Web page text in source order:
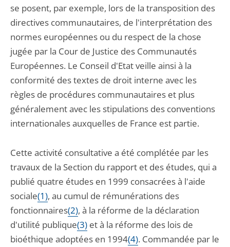
se posent, par exemple, lors de la transposition des
directives communautaires, de l'interprétation des
normes européennes ou du respect de la chose
jugée par la Cour de Justice des Communautés
Européennes. Le Conseil d'Etat veille ainsi à la
conformité des textes de droit interne avec les
règles de procédures communautaires et plus
généralement avec les stipulations des conventions
internationales auxquelles de France est partie.
Cette activité consultative a été complétée par les
travaux de la Section du rapport et des études, qui a
publié quatre études en 1999 consacrées à l'aide
sociale(1), au cumul de rémunérations des
fonctionnaires(2), à la réforme de la déclaration
d'utilité publique(3) et à la réforme des lois de
bioéthique adoptées en 1994(4). Commandée par le